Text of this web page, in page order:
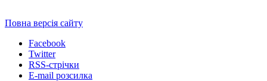
Повна версія сайту
Facebook
Twitter
RSS-стрічки
E-mail розсилка